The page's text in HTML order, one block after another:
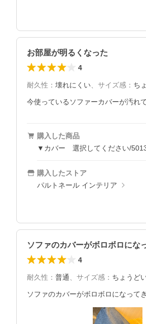
お部屋が明るくなった
4
耐久性 ： 壊れにくい、 サイズ感 ： ち
今使っているソファーカバーが汚れ
購入した商品
▼カバー 選択してください/
購入したストア
パルトネール インテリア
ソファのカバーがボロボロにな
4
耐久性 ： 普通 、 サイズ感 ： ちょうど
ソファのカバーがボロボロになって